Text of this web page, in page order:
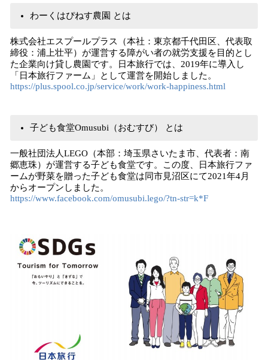
わーくはぴねす農園 とは
株式会社エスプールプラス（本社：東京都千代田区、代表取
締役：浦上壮平）が運営する障がい者の就労支援を目的とし
た企業向け貸し農園です。日本旅行では、2019年に導入し
「日本旅行ファーム」として運営を開始しました。
https://plus.spool.co.jp/service/work/work-happiness.html
子ども食堂Omusubi（おむすび） とは
一般社団法人LEGO（本部：埼玉県さいたま市、代表者：南
郷恵珠）が運営する子ども食堂です。この度、日本旅行ファ
ームが野菜を贈った子ども食堂は同市見沼区にて2021年4月
からオープンしました。
https://www.facebook.com/omusubi.lego/?tn-str=k*F